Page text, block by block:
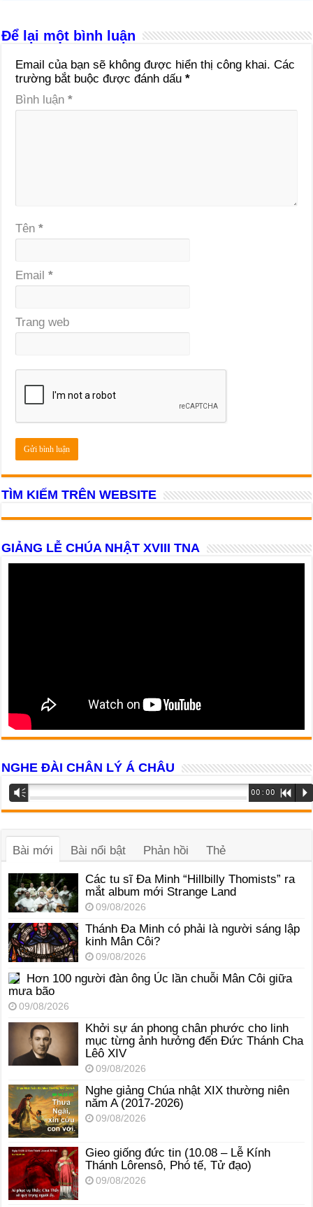
Để lại một bình luận
Email của bạn sẽ không được hiển thị công khai. Các
trường bắt buộc được đánh dấu*
Bình luận*
Tên*
Email*
Trang web
TÌM KIẾM TRÊN WEBSITE
GIẢNG LỄ CHÚA NHẬT XVIII TNA
NGHE ĐÀI CHÂN LÝ Á CHÂU
Trình
phát
âm
Vm 00:00 R P
Bài mới Bài nổi bật Phản hồi Thẻ
Các tu sĩ Đa Minh “Hillbilly Thomists” ra
mắt album mới Strange Land
09/08/2026
Thánh Đa Minh có phải là người sáng lập
kinh Mân Côi?
09/08/2026
Hơn 100 người đàn ông Úc lần chuỗi Mân Côi giữa
mưa bão
09/08/2026
Khởi sự án phong chân phước cho linh
mục từng ảnh hưởng đến Đức Thánh Cha
Lêô XIV
09/08/2026
Nghe giảng Chúa nhật XIX thường niên
năm A (2017-2026)
09/08/2026
Gieo giống đức tin (10.08 – Lễ Kính
Thánh Lôrensô, Phó tế, Tử đạo)
09/08/2026